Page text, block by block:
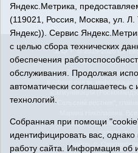
16+© 2015-2026
Регистрационный номер
марта 2016 г., выданное
коммуникаций
"Сельский вестник",
использовании
Адрес редакции: 627070,
район, с.
Яндекс.Метрика,
(119021, Россия, Москва, ул.
Яндекс)). Сервис
с целью сбора технических
обеспечения
обслуживания. Продолжая
автоматически соглашаетесь
технологий.
Собранная при помощи
идентифицировать вас,
работу сайта. Информация об